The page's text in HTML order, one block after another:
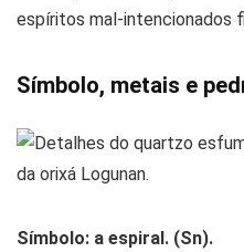
espíritos mal-intencionados
Símbolo, metais e
Símbolo: a espiral. (Sn).